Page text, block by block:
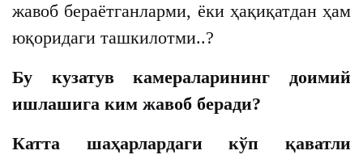
жавоб бераётганларми, ёки ҳақиқатдан ҳам
юқоридаги ташкилотми..?
Бу кузатув камераларининг доимий
ишлашига ким жавоб беради?
Катта шаҳарлардаги кўп қаватли